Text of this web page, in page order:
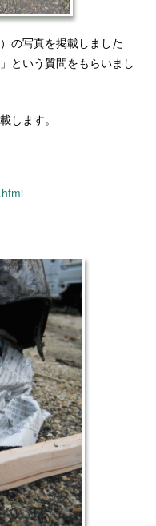
の写真を掲載しました
という質問をもらいまし
します。